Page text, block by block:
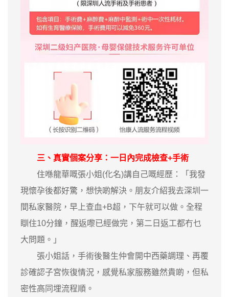
三、真實個案分享：一日內完成檢查+手術
住喺龍華嘅張小姐(化名)講自己嘅經歷：「我發
現懷孕後都好驚，想快啲解決。朋友介紹我去深圳一
間私家醫院，早上查血+B超，下午就可以做。全程
瞓住10分鐘，醒返嚟已經做完，第二日返工都冇乜
大問題。」
張小姐話，手術後醫生仲會開中西藥調理、再覆
診確認子宮恢復情況，感覺私家服務雖然貴啲，但私
密性高同埋流程順。